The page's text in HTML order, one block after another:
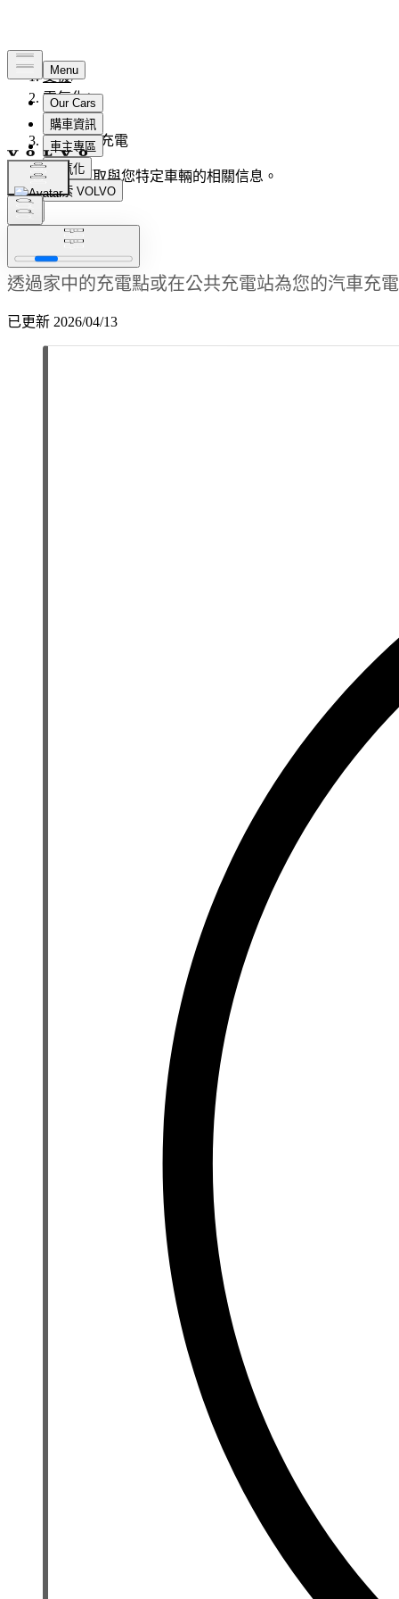
支援/
電氣化/
充電/
純電動車充電
客製化支援獲取與您特定車輛的相關信息。
登入
已更新 2026/04/13
純電動車充電
透過家中的充電點或在公共充電站為您的汽車充